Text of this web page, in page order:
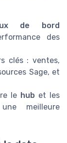
de bord
des
clés : ventes,
Sage, et
le hub et les
meilleure